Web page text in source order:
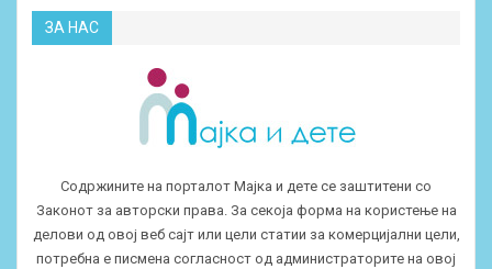
ЗА НАС
Содржините на порталот Мајка и дете се заштитени со
Законот за авторски права. За секоја форма на користење на
делови од овој веб сајт или цели статии за комерцијални цели,
потребна е писмена согласност од администраторите на овој